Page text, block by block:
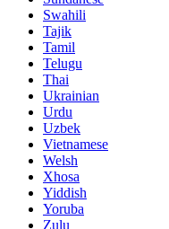
Swahili
Tajik
Tamil
Telugu
Thai
Ukrainian
Urdu
Uzbek
Vietnamese
Welsh
Xhosa
Yiddish
Yoruba
Zulu